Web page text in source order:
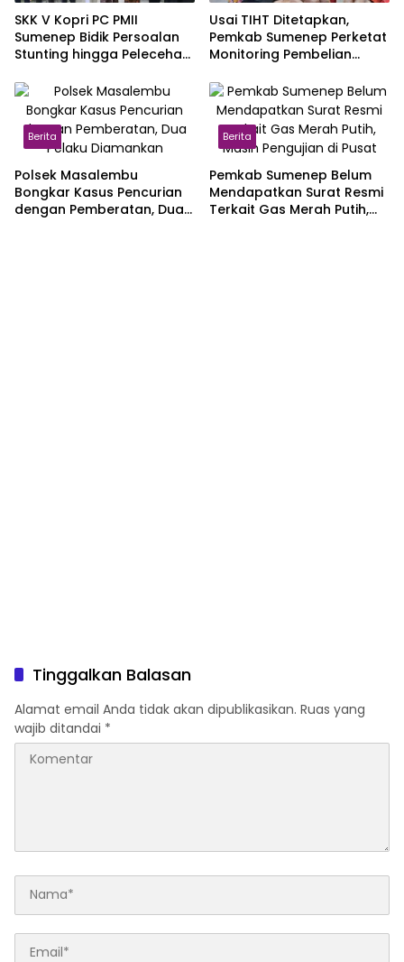
SKK V Kopri PC PMII
Sumenep Bidik Persoalan
Stunting hingga Pelecehan
Usai TIHT Ditetapkan,
Pemkab Sumenep Perketat
Monitoring Pembelian
Berita
Polsek Masalembu
Bongkar Kasus Pencurian
dengan Pemberatan, Dua
Berita
Pemkab Sumenep Belum
Mendapatkan Surat Resmi
Terkait Gas Merah Putih,
Tinggalkan Balasan
Alamat email Anda tidak akan dipublikasikan. Ruas yang
wajib ditandai *